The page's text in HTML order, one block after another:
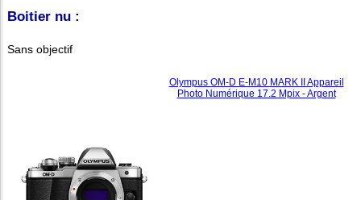
Boitier nu :
Sans objectif
Olympus OM-D E-M10 MARK II Appareil
Photo Numérique 17.2 Mpix - Argent